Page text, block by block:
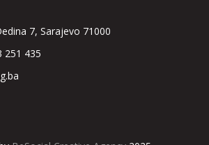
7, Sarajevo 71000
251 435